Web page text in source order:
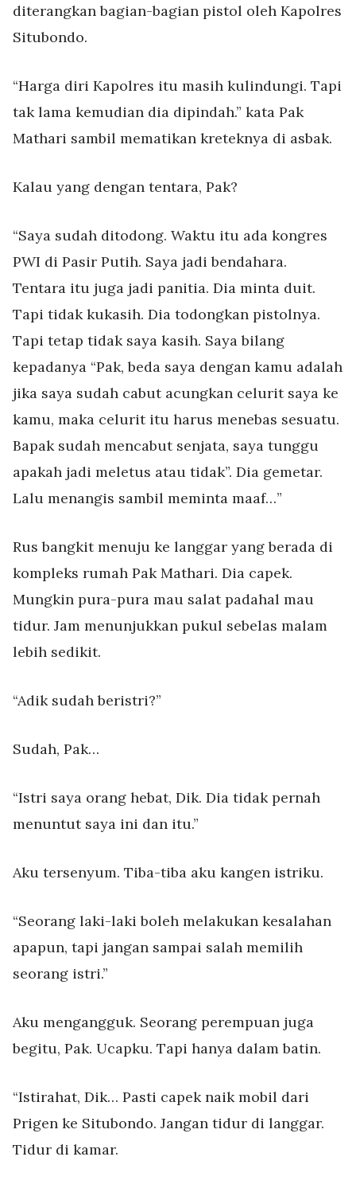
diterangkan bagian-bagian pistol oleh Kapolres
Situbondo.
“Harga diri Kapolres itu masih kulindungi. Tapi
tak lama kemudian dia dipindah.” kata Pak
Mathari sambil mematikan kreteknya di asbak.
Kalau yang dengan tentara, Pak?
“Saya sudah ditodong. Waktu itu ada kongres
PWI di Pasir Putih. Saya jadi bendahara.
Tentara itu juga jadi panitia. Dia minta duit.
Tapi tidak kukasih. Dia todongkan pistolnya.
Tapi tetap tidak saya kasih. Saya bilang
kepadanya “Pak, beda saya dengan kamu adalah
jika saya sudah cabut acungkan celurit saya ke
kamu, maka celurit itu harus menebas sesuatu.
Bapak sudah mencabut senjata, saya tunggu
apakah jadi meletus atau tidak”. Dia gemetar.
Lalu menangis sambil meminta maaf…”
Rus bangkit menuju ke langgar yang berada di
kompleks rumah Pak Mathari. Dia capek.
Mungkin pura-pura mau salat padahal mau
tidur. Jam menunjukkan pukul sebelas malam
lebih sedikit.
“Adik sudah beristri?”
Sudah, Pak…
“Istri saya orang hebat, Dik. Dia tidak pernah
menuntut saya ini dan itu.”
Aku tersenyum. Tiba-tiba aku kangen istriku.
“Seorang laki-laki boleh melakukan kesalahan
apapun, tapi jangan sampai salah memilih
seorang istri.”
Aku mengangguk. Seorang perempuan juga
begitu, Pak. Ucapku. Tapi hanya dalam batin.
“Istirahat, Dik… Pasti capek naik mobil dari
Prigen ke Situbondo. Jangan tidur di langgar.
Tidur di kamar.